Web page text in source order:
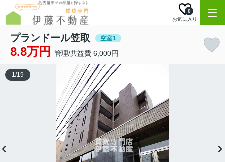
お気に入り
0
プランドール笠取 空室1
8.8万円 管理/共益費 6,000円
1/19